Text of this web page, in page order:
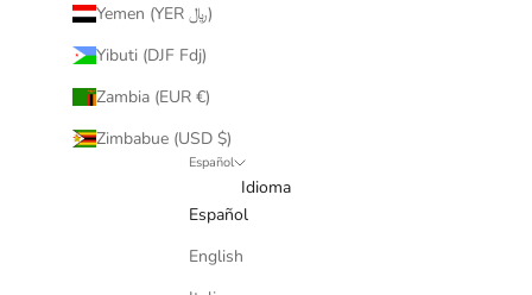
Yemen (YER ﷼)
Yibuti (DJF Fdj)
Zambia (EUR €)
Zimbabue (USD $)
Español
Idioma
Español
English